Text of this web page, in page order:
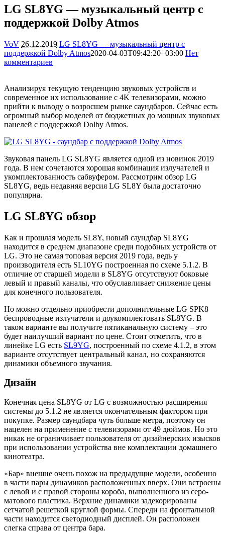
LG SL8YG — музыкальный центр с
поддержкой Dolby Atmos
VoV 26.12.2019 LG SL8YG — музыкальный центр с
поддержкой Dolby Atmos2020-04-03T09:42:20+03:00 Нет
комментариев
Анализируя текущую тенденцию звуковых устройств и
современное их использование с 4K телевизорами, можно
прийти к выводу о возросшем рынке саундбаров. Сейчас есть
огромный выбор моделей от бюджетных до мощных звуковых
панелей с поддержкой Dolby Atmos.
Звуковая панель LG SL8YG является одной из новинок 2019
года. В нем сочетаются хорошая комбинация излучателей и
укомплектованность сабвуфером. Рассмотрим обзор LG
SL8YG, ведь недавняя версия LG SL8Y была достаточно
популярна.
LG SL8YG обзор
Как и прошлая модель SL8Y, новый саундбар SL8YG
находится в среднем диапазоне среди подобных устройств от
LG. Это не самая топовая версия 2019 года, ведь у
производителя есть SL10YG построенная по схеме 5.1.2. В
отличие от старшей модели в SL8YG отсутствуют боковые
левый и правый каналы, что обуславливает снижение цены
для конечного пользователя.
Но можно отдельно приобрести дополнительные LG SPK8
беспроводные излучатели и доукомплектовать SL8YG. В
таком варианте вы получите пятиканальную систему – это
будет наилучший вариант по цене. Стоит отметить, что в
линейке LG есть SL9YG, построенный по схеме 4.1.2, в этом
варианте отсутствует центральный канал, но сохраняются
динамики объемного звучания.
Дизайн
Конечная цена SL8YG от LG с возможностью расширения
системы до 5.1.2 не является окончательным фактором при
покупке. Размер саундбара чуть больше метра, поэтому он
нацелен на применение с телевизорами от 49 дюймов. Но это
никак не ограничивает пользователя от дизайнерских изысков
при использовании устройства вне комплектации домашнего
кинотеатра.
«Бар» внешне очень похож на предыдущие модели, особенно
в части пары динамиков расположенных вверх. Они встроены
с левой и с правой стороны короба, выполненного из серо-
матового пластика. Верхние динамики задекорированы
сетчатой решеткой круглой формы. Спереди на фронтальной
части находится светодиодный дисплей. Он расположен
слегка справа от центра бара.